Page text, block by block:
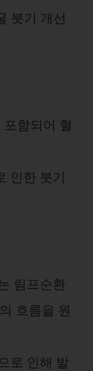
붓기 개선
함되어 혈
인한 붓기
림프순환
흐름을 원
로 인해 발